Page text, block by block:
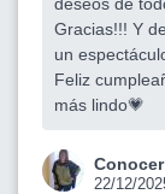
Gracias!!! Y
un
Feliz
más lindo💗
22/12/